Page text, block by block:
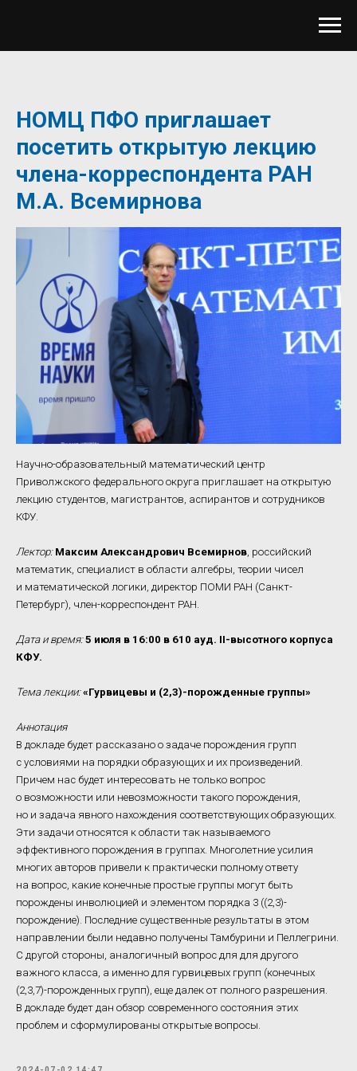
НОМЦ ПФО приглашает
посетить открытую лекцию
члена-корреспондента РАН
М.А. Всемирнова
Научно-образовательный математический центр
Приволжского федерального округа приглашает на открытую
лекцию студентов, магистрантов, аспирантов и сотрудников
КФУ.
Лектор: Максим Александрович Всемирнов , российский
математик, специалист в области алгебры, теории чисел
и математической логики, директор ПОМИ РАН (Санкт-
Петербург), член-корреспондент РАН.
Дата и время: 5 июля в 16:00 в 610 ауд. II-высотного корпуса
КФУ.
Тема лекции: «Гурвицевы и (2,3)-порожденные группы»
Аннотация
В докладе будет рассказано о задаче порождения групп
с условиями на порядки образующих и их произведений.
Причем нас будет интересовать не только вопрос
о возможности или невозможности такого порождения,
но и задача явного нахождения соответствующих образующих.
Эти задачи относятся к области так называемого
эффективного порождения в группах. Многолетние усилия
многих авторов привели к практически полному ответу
на вопрос, какие конечные простые группы могут быть
порождены инволюцией и элементом порядка 3 ((2,3)-
порождение). Последние существенные результаты в этом
направлении были недавно получены Тамбурини и Пеллегрини.
С другой стороны, аналогичный вопрос для для другого
важного класса, а именно для гурвицевых групп (конечных
(2,3,7)-порожденных групп), еще далек от полного разрешения.
В докладе будет дан обзор современного состояния этих
проблем и сформулированы открытые вопросы.